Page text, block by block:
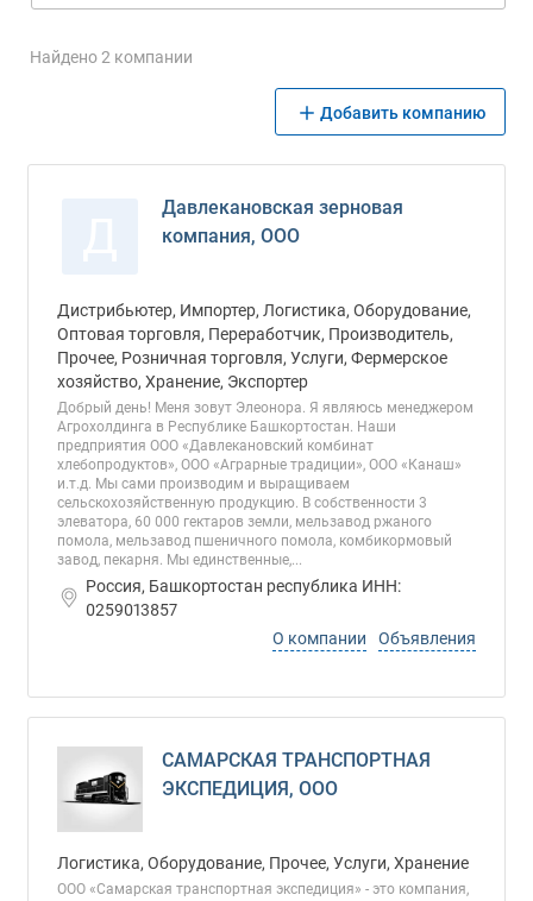
Найдено 2 компании
Добавить компанию
Давлекановская зерновая
компания, ООО
Дистрибьютер, Импортер, Логистика, Оборудование,
Оптовая торговля, Переработчик, Производитель,
Прочее, Розничная торговля, Услуги, Фермерское
хозяйство, Хранение, Экспортер
Добрый день! Меня зовут Элеонора. Я являюсь менеджером
Агрохолдинга в Республике Башкортостан. Наши
предприятия ООО «Давлекановский комбинат
хлебопродуктов», ООО «Аграрные традиции», ООО «Канаш»
и.т.д. Мы сами производим и выращиваем
сельскохозяйственную продукцию. В собственности 3
элеватора, 60 000 гектаров земли, мельзавод ржаного
помола, мельзавод пшеничного помола, комбикормовый
завод, пекарня. Мы единственные,...
Россия, Башкортостан республика ИНН:
0259013857
О компании
Объявления
САМАРСКАЯ ТРАНСПОРТНАЯ
ЭКСПЕДИЦИЯ, ООО
Логистика, Оборудование, Прочее, Услуги, Хранение
ООО «Самарская транспортная экспедиция» - это компания,